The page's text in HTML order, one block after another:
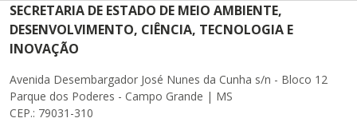
SECRETARIA DE ESTADO DE MEIO AMBIENTE,
DESENVOLVIMENTO, CIÊNCIA, TECNOLOGIA E
INOVAÇÃO
Avenida Desembargador José Nunes da Cunha s/n - Bloco 12
Parque dos Poderes - Campo Grande | MS
CEP.: 79031-310